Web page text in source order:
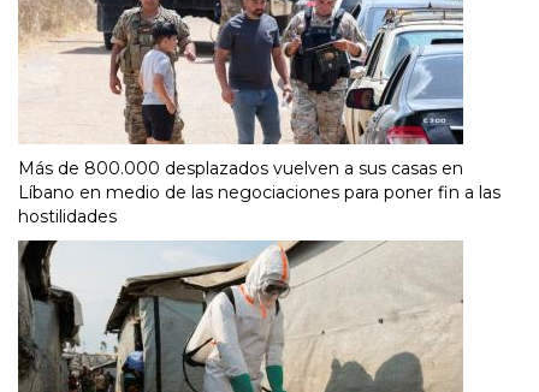
Más de 800.000 desplazados vuelven a sus casas en
Líbano en medio de las negociaciones para poner fin a las
hostilidades